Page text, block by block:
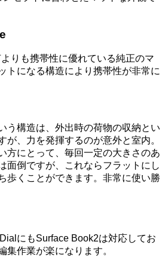
りも携帯性に優れている純正のマ
トになる構造により携帯性が非常に
う構造は、外出時の荷物の収納とい
が、力を発揮するのが意外と室内。
方にとって、毎回一定の大きさのあ
面倒ですが、これならフラットにし
歩くことができます。非常に使い勝
にもSurface Book2は対応してお
集作業が楽になります。